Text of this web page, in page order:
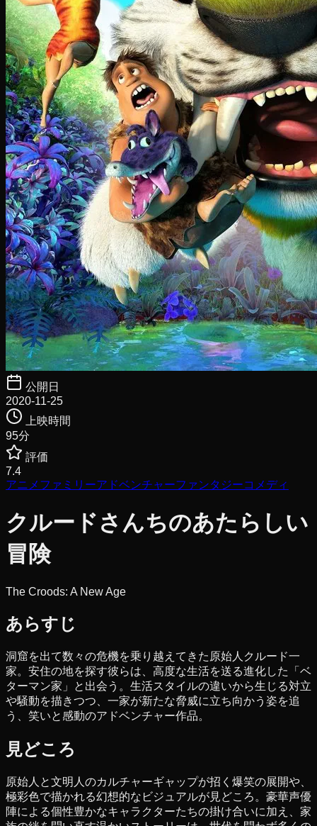
公開日
2020-11-25
上映時間
95分
評価
7.4
アニメ ファミリーアドベンチャーファンタジーコメディ
クルードさんちのあたらしい
冒険
The Croods: A New Age
あらすじ
洞窟を出て数々の危機を乗り越えてきた原始人クルード一
家。安住の地を探す彼らは、高度な生活を送る進化した「ベ
ターマン家」と出会う。生活スタイルの違いから生じる対立
や騒動を描きつつ、一家が新たな脅威に立ち向かう姿を追
う、笑いと感動のアドベンチャー作品。
見どころ
原始人と文明人のカルチャーギャップが招く爆笑の展開や、
極彩色で描かれる幻想的なビジュアルが見どころ。豪華声優
陣による個性豊かなキャラクターたちの掛け合いに加え、家